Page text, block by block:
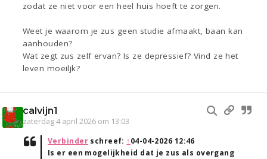
zodat ze niet voor een heel huis hoeft te zorgen.
Weet je waarom je zus geen studie afmaakt, baan kan
aanhouden?
Wat zegt zus zelf ervan? Is ze depressief? Vind ze het
leven moeiljk?
calvijn1
zaterdag 4 april 2026 om 13:03
Verbinderschreef: ↑04-04-2026 12:46
Is er een mogelijkheid dat je zus als overgang